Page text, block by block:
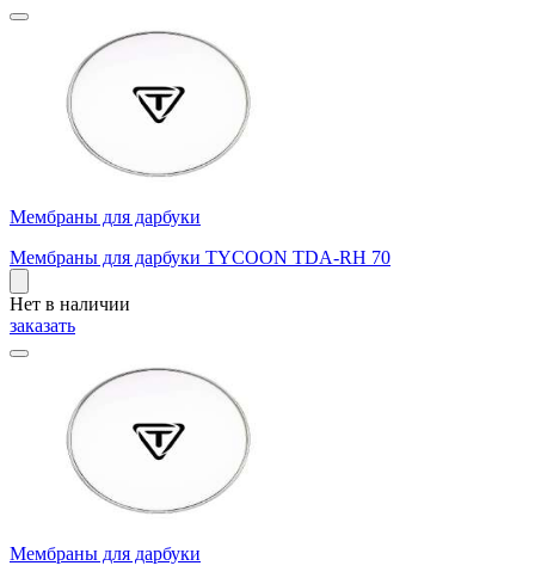
Мембраны для дарбуки
Мембраны для дарбуки TYCOON TDA-RH 70
Нет в наличии
заказать
Мембраны для дарбуки